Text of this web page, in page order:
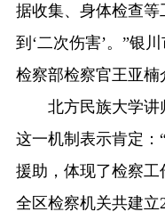
据收集、身体检查
到‘二次伤害’。”银
检察部检察官王亚楠
北方民族大学讲
这一机制表示肯定
援助，体现了检察工
全区检察机关共建立